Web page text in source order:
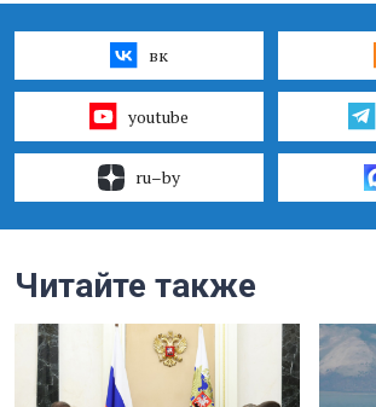
вк
youtube
ru–by
Читайте также